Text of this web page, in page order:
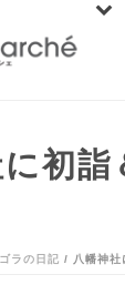
初詣
ラの日記 / 八幡神社